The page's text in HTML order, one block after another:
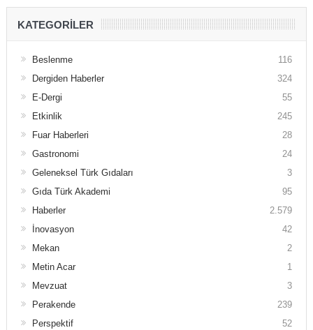
KATEGORILER
Beslenme
116
Dergiden Haberler
324
E-Dergi
55
Etkinlik
245
Fuar Haberleri
28
Gastronomi
24
Geleneksel Türk Gıdaları
3
Gıda Türk Akademi
95
Haberler
2.579
İnovasyon
42
Mekan
2
Metin Acar
1
Mevzuat
3
Perakende
239
Perspektif
52